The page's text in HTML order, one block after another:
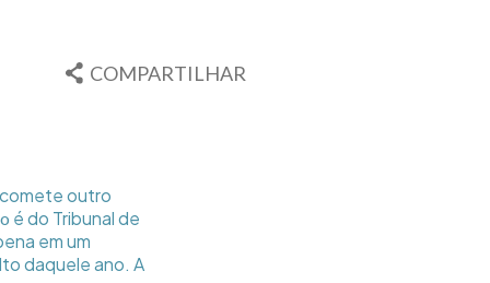
COMPARTILHAR
outro
é do Tribunal de
em um
daquele ano. A